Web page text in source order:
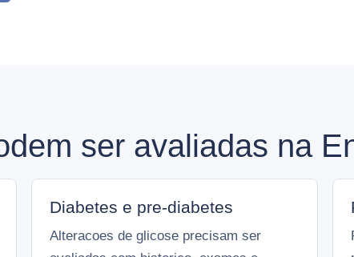
ser avaliadas na
Diabetes e pre-diabetes
Alteracoes de glicose precisam ser